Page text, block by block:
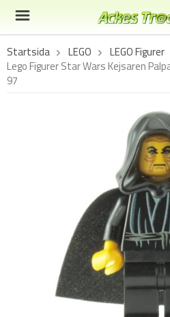
Startsida LEGO LEGO Figurer
Lego Figurer Star Wars Kejsaren
97